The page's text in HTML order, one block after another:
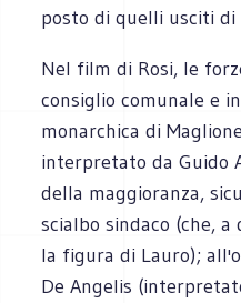
posto di quelli usciti di
Nel film di Rosi, le
consiglio comunale e
monarchica di
interpretato da Guido
della maggioranza,
scialbo sindaco (che,
la figura di Lauro);
De Angelis